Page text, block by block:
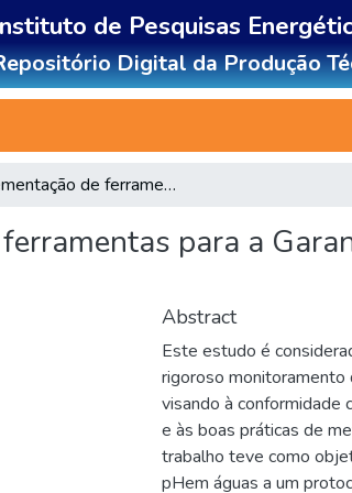
de Pesquisas
Digital da Produção
Implementação de ferramentas para a Garantia da Qualidade Analítica em ensaios físico-químicos
para a
Abstract
Este estudo é
rigoroso monitoramento
visando à conformidade
e às boas práticas de
trabalho teve como
pHem águas a um